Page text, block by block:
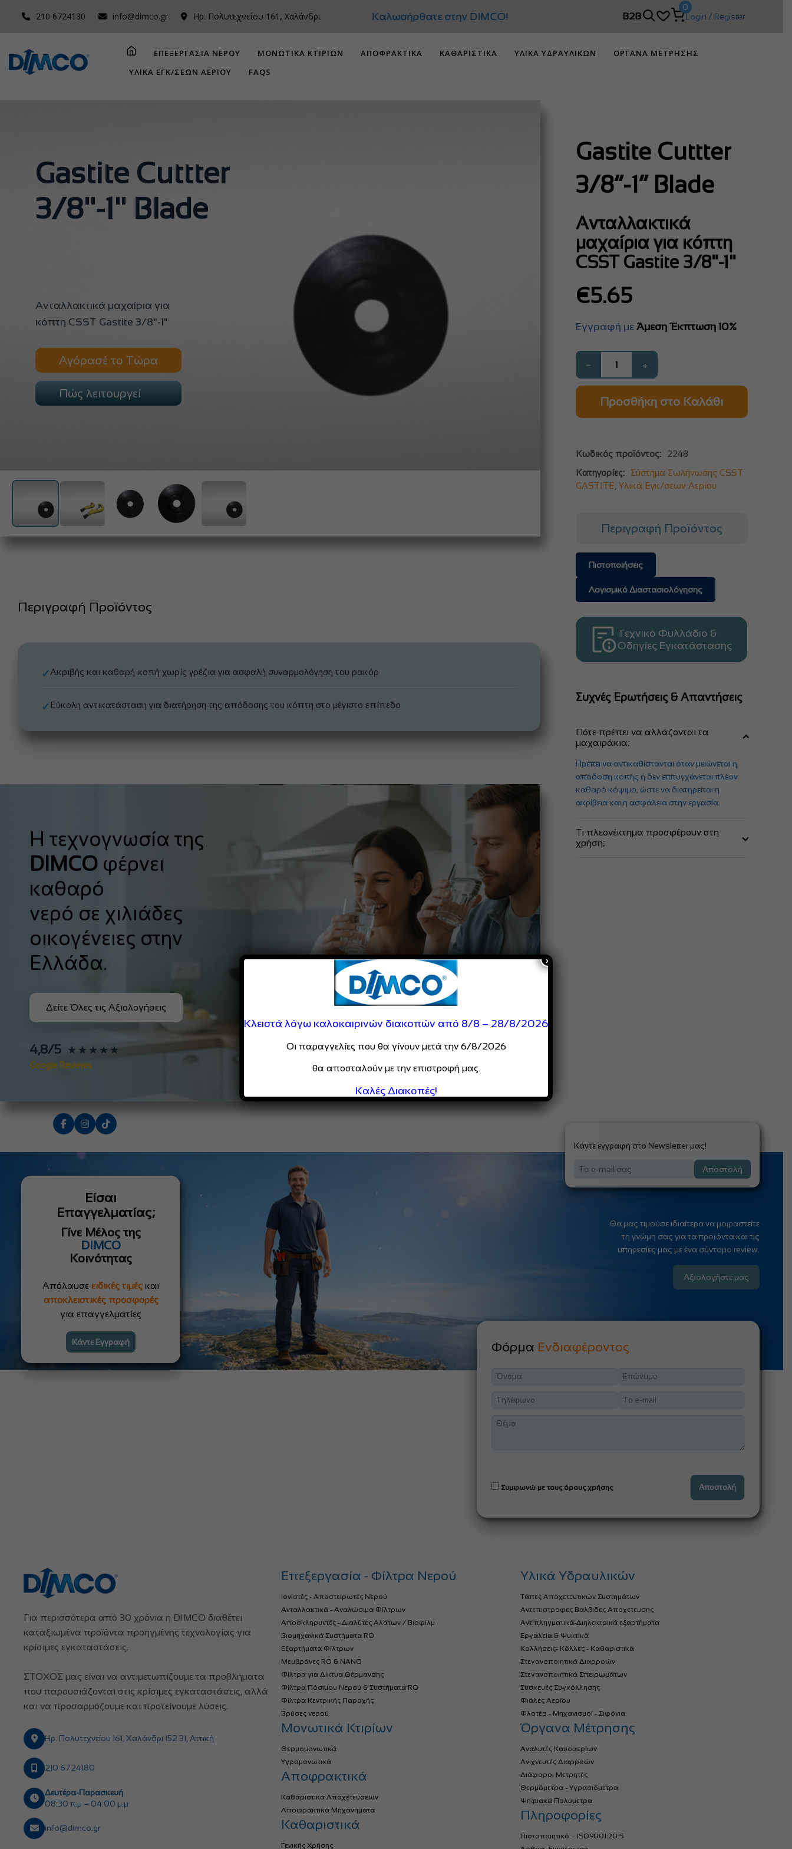
210 6724180 info@dimco.gr Ηρ. Πολυτεχνείου 161, Χαλάνδρι Καλωσήρθατε στην DIMCO! B2B
0
Login / Register
ΕΠΕΞΕΡΓΑΣΙΑ ΝΕΡΟΥ ΜΟΝΩΤΙΚΑ ΚΤΙΡΙΩΝ ΑΠΟΦΡΑΚΤΙΚΑ ΚΑΘΑΡΙΣΤΙΚΑ ΥΛΙΚΑ ΥΔΡΑΥΛΙΚΩΝ
ΟΡΓΑΝΑ ΜΕΤΡΗΣΗΣ
ΥΛΙΚΑ ΕΓΚ/ΣΕΩΝ ΑΕΡΙΟΥ
FAQS
Gastite Cuttter
3/8''-1'' Blade
Ανταλλακτικά μαχαίρια για
κόπτη CSST Gastite 3/8"-1"
Αγόρασέ το Τώρα
Πώς λειτουργεί
Περιγραφή Προϊόντος
✓Ακριβής και καθαρή κοπή χωρίς γρέζια για ασφαλή συναρμολόγηση του ρακόρ
✓ Εύκολη αντικατάσταση για διατήρηση της απόδοσης του κόπτη στο μέγιστο επίπεδο
Η τεχνογνωσία της
DIMCO φέρνει
καθαρό
νερό σε χιλιάδες
οικογένειες στην
Ελλάδα.
Δείτε Όλες τις Αξιολογήσεις
4,8/5 ★★★★★
Google Reviews
Gastite Cuttter
3/8”-1” Blade
Ανταλλακτικά
μαχαίρια για κόπτη
CSST Gastite 3/8"-1"
€5.65
Εγγραφή με Άμεση Έκπτωση 10%
− +
Προσθήκη στο Καλάθι
Κωδικός προϊόντος:
2248
Κατηγορίες:
Σύστημα Σωλήνωσης CSST
GASTITE Υλικά Εγκ/σεων Αερίου
Περιγραφή Προϊόντος
Πιστοποιήσεις
Λογισμικό Διαστασιολόγησης
Τεχνικό Φυλλάδιο &
Οδηγίες Εγκατάστασης
Συχνές Ερωτήσεις & Απαντήσεις
Πότε πρέπει να αλλάζονται τα
μαχαιράκια;
Πρέπει να αντικαθίστανται όταν μειώνεται η
απόδοση κοπής ή δεν επιτυγχάνεται πλέον
καθαρό κόψιμο, ώστε να διατηρείται η
ακρίβεια και η ασφάλεια στην εργασία.
Τι πλεονέκτημα προσφέρουν στη
χρήση;
Κάντε εγγραφή στο Newsletter μας!
Αποστολή
Είσαι
Επαγγελματίας;
Γίνε Μέλος της
DIMCO
Κοινότητας
Απόλαυσε ειδικές τιμές και
αποκλειστικές προσφορές
για επαγγελματίες
Κάντε Εγγραφή
Θα μας τιμούσε ιδιαίτερα να μοιραστείτε
τη γνώμη σας για τα προϊόντα και τις
υπηρεσίες μας με ένα σύντομο review.
Αξιολογήστε μας
Φόρμα Ενδιαφέροντος
Συμφωνώ με τους όρους χρήσης
Για περισσότερα από 30 χρόνια η DIMCO διαθέτει
καταξιωμένα προϊόντα προηγμένης τεχνολογίας για
κρίσιμες εγκαταστάσεις.
ΣΤΟΧΟΣ μας είναι να αντιμετωπίζουμε τα προβλήματα
που παρουσιάζονται στις κρίσιμες εγκαταστάσεις, αλλά
και να προσαρμόζουμε και προτείνουμε λύσεις.
Ηρ. Πολυτεχνείου 161, Χαλάνδρι 152 31, Αττική
210 6724180
Δευτέρα-Παρασκευή
08:30 π.μ – 04:00 μ.μ
info@dimco.gr
Επεξεργασία - Φίλτρα Νερού
Ιονιστές - Αποστειρωτές Νερού
Ανταλλακτικά - Αναλώσιμα Φίλτρων
Αποσκληρυντές - Διαλύτες Αλάτων / Βιοφίλμ
Βιομηχανικά Συστήματα RO
Εξαρτήματα Φίλτρων
Μεμβράνες RO & NANO
Φίλτρα για Δίκτυα Θέρμανσης
Φίλτρα Πόσιμου Νερού & Συστήματα RO
Φίλτρα Κεντρικής Παροχής
Βρύσες νερού
Μονωτικά Κτιρίων
Θερμομονωτικά
Υγρομονωτικά
Αποφρακτικά
Καθαριστικά Αποχετεύσεων
Αποφρακτικά Μηχανήματα
Καθαριστικά
Γενικής Χρήσης
Υλικά Υδραυλικών
Τάπες Αποχετευτικών Συστημάτων
Αντεπιστροφες Βαλβιδες Αποχετευσης
Αντιπληγματικά-Διηλεκτρικά εξαρτήματα
Εργαλεία & Ψυκτικά
Κολλήσεις- Κόλλες - Καθαριστικά
Στεγανοποιητικά Διαρροών
Στεγανοποιητικά Σπειρωμάτων
Συσκευές Συγκόλλησης
Φιάλες Αερίου
Φλοτέρ - Μηχανισμοί - Σιφόνια
Όργανα Μέτρησης
Αναλυτές Καυσαερίων
Ανιχνευτές Διαρροών
Διάφοροι Μετρητές
Θερμόμετρα - Υγρασιόμετρα
Ψηφιακά Πολύμετρα
Πληροφορίες
Πιστοποιητικό – ISO9001:2015
Κλειστά λόγω καλοκαιρινών διακοπών από 8/8 – 28/8/2026
Οι παραγγελίες που θα γίνουν μετά την 6/8/2026
θα αποσταλούν με την επιστροφή μας.
Καλές Διακοπές!
×